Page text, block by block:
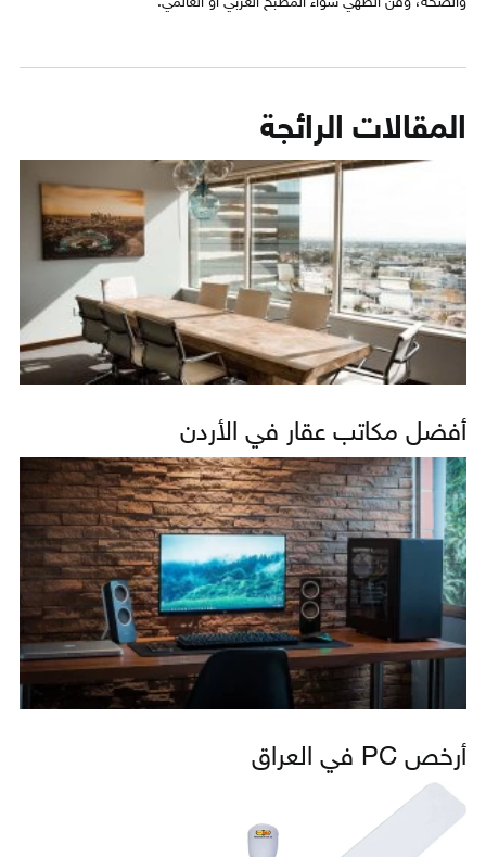
المقالات الرائجة
أفضل مكاتب عقار في الأردن
أرخص PC في العراق